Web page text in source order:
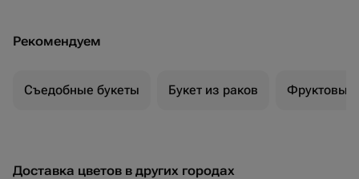
Рекомендуем
Съедобные букеты Букет из раков Фруктовый
Доставка цветов в других городах